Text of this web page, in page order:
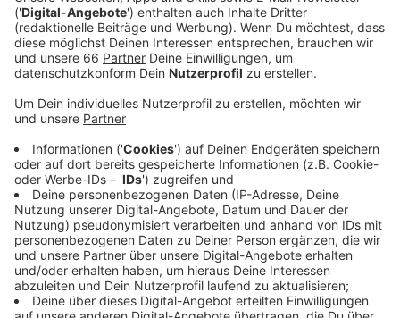
Veröffentlicht:Freitag, 04.09.2020 09:38
Anzeige
Die Gründe für den positiven Trend sind vielfältig.
Natürlich spielt die Corona-Pandemie eine Rolle, heißt
es von der Stadt. Wenn in Zeiten des Lockdowns viele
Menschen im Home-Office arbeiten und die Straßen
so leer sind, wie in den Ferien, dann wirkt sich das
positiv auf die Luftbelastung aus. Weitere Gründe
seien: Mehr Elektromobilität, ein besseres Angebot